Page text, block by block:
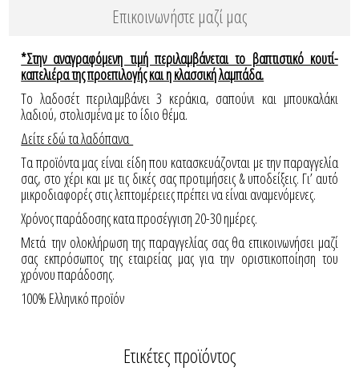
Επικοινωνήστε μαζί μας
*Στην αναγραφόμενη τιμή περιλαμβάνεται το βαπτιστικό κουτί-
καπελιέρα της προεπιλογής και η κλασσική λαμπάδα.
Το λαδοσέτ περιλαμβάνει 3 κεράκια, σαπούνι και μπουκαλάκι
λαδιού, στολισμένα με το ίδιο θέμα.
Δείτε εδώ τα λαδόπανα
Τα προϊόντα μας είναι είδη που κατασκευάζονται με την παραγγελία
σας, στο χέρι και με τις δικές σας προτιμήσεις & υποδείξεις. Γι’ αυτό
μικροδιαφορές στις λεπτομέρειες πρέπει να είναι αναμενόμενες.
Χρόνος παράδοσης κατα προσέγγιση 20-30 ημέρες.
Μετά την ολοκλήρωση της παραγγελίας σας θα επικοινωνήσει μαζί
σας εκπρόσωπος της εταιρείας μας για την οριστικοποίηση του
χρόνου παράδοσης.
100% Ελληνικό προϊόν
Ετικέτες προϊόντος